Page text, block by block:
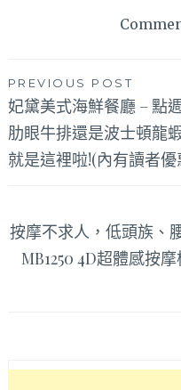
文
章
導
PREVIOUS POST
妃黛美式海鮮餐廳 – 點
肋眼牛排還是波士頓龍
就是這裡啦!(內有讀者優
按摩不求人，低頭族、
MB1250 4D超體感按